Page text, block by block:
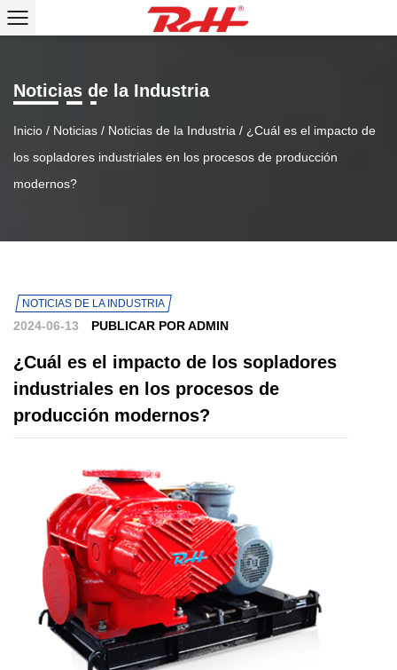
Noticias de la Industria
Inicio / Noticias / Noticias de la Industria / ¿Cuál es el impacto de
los sopladores industriales en los procesos de producción
modernos?
NOTICIAS DE LA INDUSTRIA
2024-06-13 PUBLICAR POR ADMIN
¿Cuál es el impacto de los sopladores
industriales en los procesos de
producción modernos?